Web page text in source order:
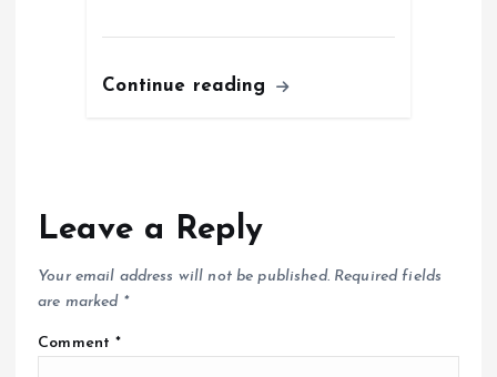
Continue reading
Leave a Reply
Your email address will not be published. Required fields
are marked *
Comment*